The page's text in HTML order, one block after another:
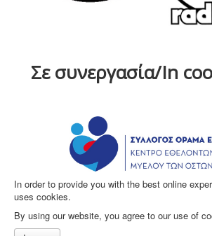
Σε συνεργασία/In
In order to provide you with the best online
uses cookies.
By using our website, you agree to our use of